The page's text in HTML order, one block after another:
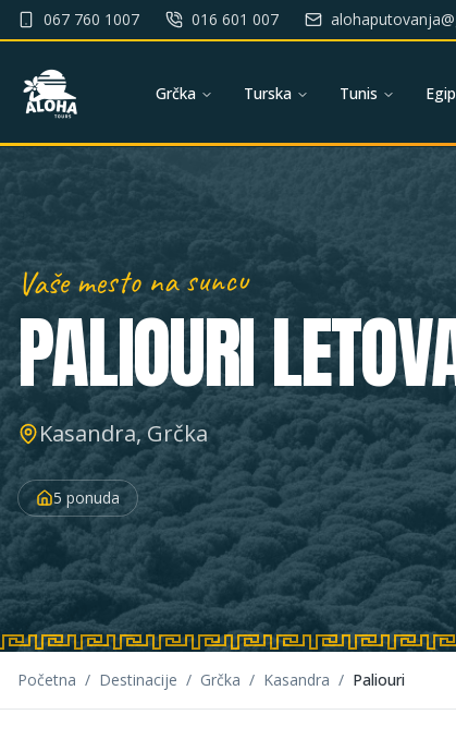
067 760 1007 016 601 007
Grčka Turska Tunis
Vaše mesto na suncu
PALIOURI
Kasandra, Grčka
5 ponuda
Početna / Destinacije / Grčka / Kasandra / Paliouri